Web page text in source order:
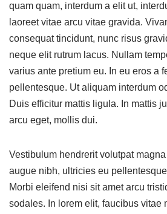
quam quam, interdum a elit ut,
laoreet vitae arcu vitae gravida.
consequat tincidunt, nunc risus
neque elit rutrum lacus. Nullam
varius ante pretium eu. In eu eros a
pellentesque. Ut aliquam interdum
Duis efficitur mattis ligula. In mattis
arcu eget, mollis dui.
Vestibulum hendrerit volutpat
augue nibh, ultricies eu
Morbi eleifend nisi sit amet arcu
sodales. In lorem elit, faucibus vitae